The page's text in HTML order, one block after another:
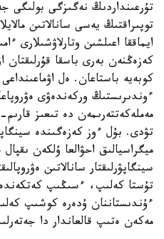
تۇرعىنداردىڭ نەگىزگى
توپىراقتىڭ يەسى سانالاتىن
ايماققا اعىلشىن وتارلاۋشىلارى
كەزەڭنەن بەرى باسقا
كوبەيە باستاعان. ەل
ءوندىرىستىڭ وركەندەۋى
مەملەكەتتەرىمەن دە تىعىز
تۋدى. بۇل ءوز كەزەگىندە
ميگراسيالىق احۋالعا ۇلكەن
سينگاپۋرلىقتار سانالاتىن
تۇستا كەلىپ، ءسىڭىپ
ءۇندىستاننان ۇدەرە كوشىپ
مەكەن ەتىپ قالعاندار دا